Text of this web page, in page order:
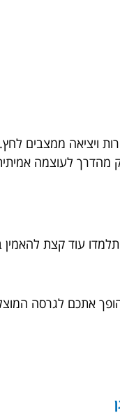
ויציאה ממצבים
מהדרך לעוצמה
עוד קצת
אתכם לגרסה